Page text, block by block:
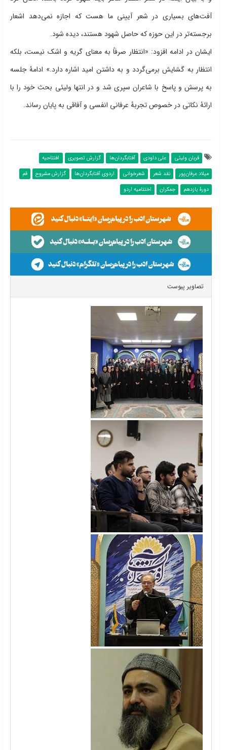
آفت‌های بسیاری در شعر آیینی ما هست که اجازه نمی‌دهد اشعار
برجسته‌تر در این حوزه که حاصل شهود هستند، دیده شود.
ایشان در ادامه افزود: «انتظار صرفاً به معنای گریه و اشک نیست، بلکه
انتظار به گشایش برمی‌گردد و به داشتن امید اشاره دارد.» ادامۀ جلسه
به پرسش و پاسخ با شاعران سپری شد و در انتها ولیئی بحث خود را با
ارائۀ نکاتی در خصوص تجربۀ عرفانی انفسی و آفاقی به پایان رساند.
قربان ولیئی علی داودی آفتابگردان‌ها گزارش تصویری
افتتاحیه
میلاد عرفان‌پور
نقد شعر شعرخوانی اردوی آفتابگردان‌ها گزارش مشروح
قم
دورۀ یازدهم
جمکران اختتامیه اردو
تصاویر پیوست